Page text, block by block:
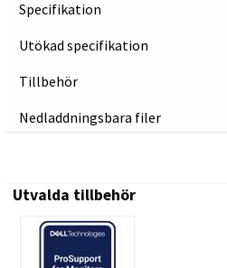
Specifikation
Utökad specifikation
Tillbehör
Nedladdningsbara filer
Utvalda tillbehör